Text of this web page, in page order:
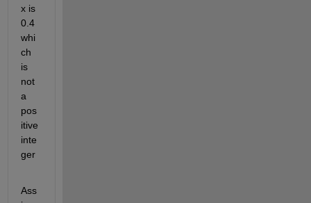
x is
0.4
whi
ch
is
not
a
pos
itive
inte
ger
Ass